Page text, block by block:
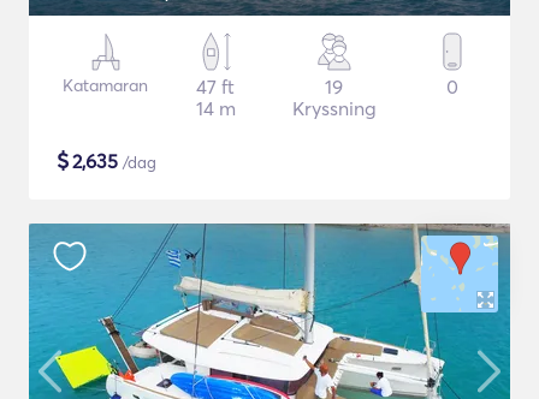
Katamaran
47 ft
14 m
19
Kryssning
0
$2,635 /dag